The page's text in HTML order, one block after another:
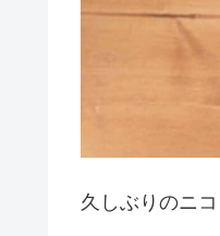
久しぶりのニ